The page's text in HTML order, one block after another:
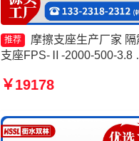
推荐
摩擦支座生产厂家 隔
支座FPS-Ⅱ-2000-500-3.8
厂 建筑摩擦隔震支座生产
￥19178